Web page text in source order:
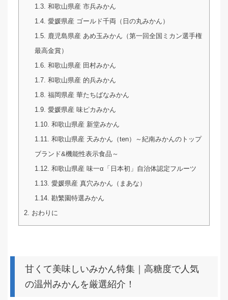
1.3. 和歌山県産 市兵みかん
1.4. 愛媛県産 ゴールド千両（日の丸みかん）
1.5. 鹿児島県産 あめ玉みかん（第一回全国ミカン選手権
最高金賞）
1.6. 和歌山県産 田村みかん
1.7. 和歌山県産 的兵みかん
1.8. 福岡県産 華たちばなみかん
1.9. 愛媛県産 味ピカみかん
1.10. 和歌山県産 新堂みかん
1.11. 和歌山県産 天みかん（ten）～紀南みかんのトップ
ブランド&機能性表示食品～
1.12. 和歌山県産 味一α「日本初」自治体認定フルーツ
1.13. 愛媛県産 真穴みかん（まあな）
1.14. 勘繁園特選みかん
2. おわりに
甘くて美味しいみかん特集｜高糖度で人気
の温州みかんを厳選紹介！